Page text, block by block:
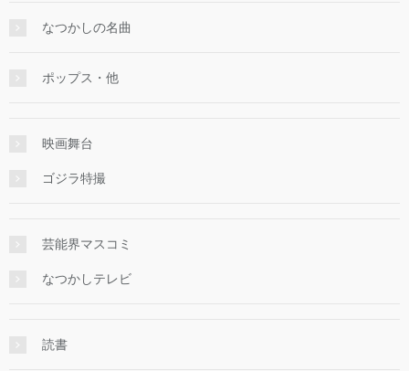
なつかしの名曲
ポップス・他
映画舞台
ゴジラ特撮
芸能界マスコミ
なつかしテレビ
読書